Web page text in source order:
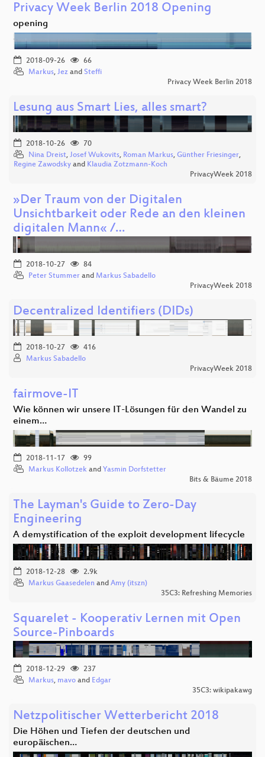
Privacy Week Berlin 2018 Opening
opening
2018-09-26
66
Markus, Jez and Steffi
Privacy Week Berlin 2018
Lesung aus Smart Lies, alles smart?
2018-10-26
70
Nina Dreist, Josef Wukovits, Roman Markus, Günther Friesinger,
Regine Zawodsky and Klaudia Zotzmann-Koch
PrivacyWeek 2018
»Der Traum von der Digitalen
Unsichtbarkeit oder Rede an den kleinen
digitalen Mann« /…
2018-10-27
84
Peter Stummer and Markus Sabadello
PrivacyWeek 2018
Decentralized Identifiers (DIDs)
2018-10-27
416
Markus Sabadello
PrivacyWeek 2018
fairmove-IT
Wie können wir unsere IT-Lösungen für den Wandel zu
einem…
2018-11-17
99
Markus Kollotzek and Yasmin Dorfstetter
Bits & Bäume 2018
The Layman's Guide to Zero-Day
Engineering
A demystification of the exploit development lifecycle
2018-12-28
2.9k
Markus Gaasedelen and Amy (itszn)
35C3: Refreshing Memories
Squarelet - Kooperativ Lernen mit Open
Source-Pinboards
2018-12-29
237
Markus, mavo and Edgar
35C3: wikipakawg
Netzpolitischer Wetterbericht 2018
Die Höhen und Tiefen der deutschen und
europäischen…